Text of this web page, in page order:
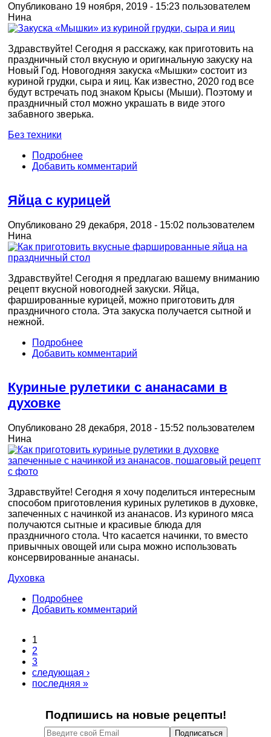
Опубликовано 19 ноября, 2019 - 15:23 пользователем
Нина
Здравствуйте! Сегодня я расскажу, как приготовить на
праздничный стол вкусную и оригинальную закуску на
Новый Год. Новогодняя закуска «Мышки» состоит из
куриной грудки, сыра и яиц. Как известно, 2020 год все
будут встречать под знаком Крысы (Мыши). Поэтому и
праздничный стол можно украшать в виде этого
забавного зверька.
Без техники
Подробнее
Добавить комментарий
Яйца с курицей
Опубликовано 29 декабря, 2018 - 15:02 пользователем
Нина
Здравствуйте! Сегодня я предлагаю вашему вниманию
рецепт вкусной новогодней закуски. Яйца,
фаршированные курицей, можно приготовить для
праздничного стола. Эта закуска получается сытной и
нежной.
Подробнее
Добавить комментарий
Куриные рулетики с ананасами в
духовке
Опубликовано 28 декабря, 2018 - 15:52 пользователем
Нина
Здравствуйте! Сегодня я хочу поделиться интересным
способом приготовления куриных рулетиков в духовке,
запеченных с начинкой из ананасов. Из куриного мяса
получаются сытные и красивые блюда для
праздничного стола. Что касается начинки, то вместо
привычных овощей или сыра можно использовать
консервированные ананасы.
Духовка
Подробнее
Добавить комментарий
Страницы
1
2
3
следующая ›
последняя »
Подпишись на новые рецепты!